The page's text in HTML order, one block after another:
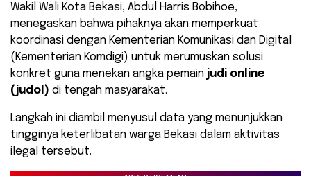
Wakil Wali Kota Bekasi, Abdul Harris Bobihoe,
menegaskan bahwa pihaknya akan memperkuat
koordinasi dengan Kementerian Komunikasi dan Digital
(Kementerian Komdigi) untuk merumuskan solusi
konkret guna menekan angka pemain judi online
(judol) di tengah masyarakat.
Langkah ini diambil menyusul data yang menunjukkan
tingginya keterlibatan warga Bekasi dalam aktivitas
ilegal tersebut.